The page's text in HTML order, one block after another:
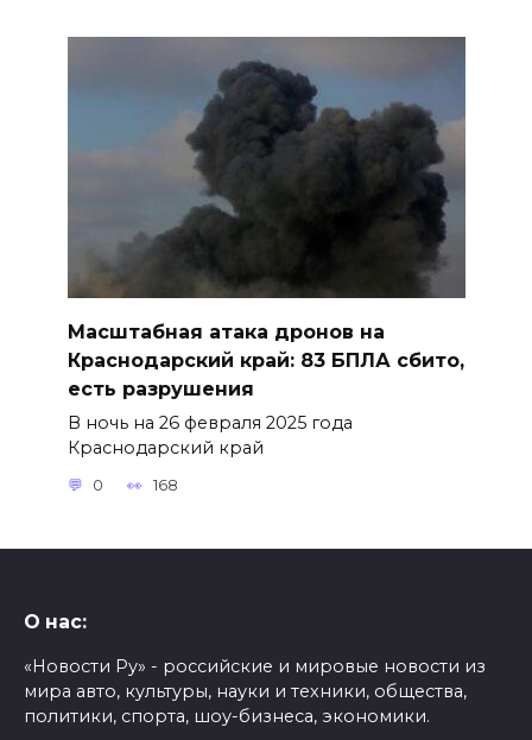
Масштабная атака дронов на
Краснодарский край: 83 БПЛА сбито,
есть разрушения
В ночь на 26 февраля 2025 года
Краснодарский край
0 168
О нас:
«Новости Ру» - российские и мировые новости из
мира авто, культуры, науки и техники, общества,
политики, спорта, шоу-бизнеса, экономики.